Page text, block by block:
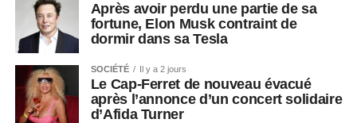
Après avoir perdu une partie de sa
fortune, Elon Musk contraint de
dormir dans sa Tesla
SOCIÉTÉ Il y a 2 jours
Le Cap-Ferret de nouveau évacué
après l’annonce d’un concert solidaire
d’Afida Turner